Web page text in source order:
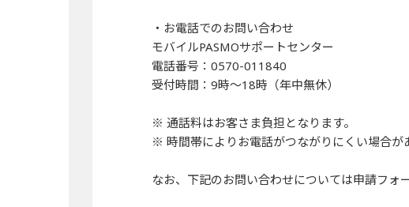
・お電話でのお問い合わせ
モバイルPASMOサポートセンター
電話番号：0570-011840
受付時間：9時～18時（年中無休）
※ 通話料はお客さま負担となります。
※ 時間帯によりお電話がつながりにくい場合が
なお、下記のお問い合わせについては申請フォ